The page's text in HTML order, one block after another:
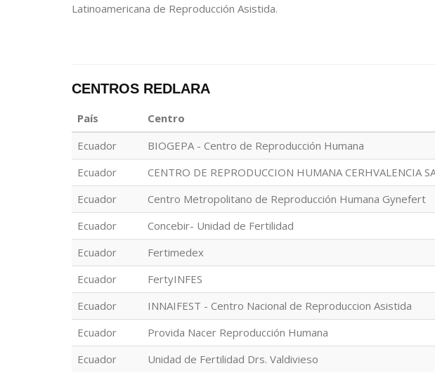
Latinoamericana de Reproducción Asistida.
CENTROS REDLARA
País
Centro
Ecuador
BIOGEPA - Centro de Reproducción Humana
Ecuador
CENTRO DE REPRODUCCION HUMANA CERHVALENCIA
Ecuador
Centro Metropolitano de Reproducción Humana Gynefert
Ecuador
Concebir- Unidad de Fertilidad
Ecuador
Fertimedex
Ecuador
FertyINFES
Ecuador
INNAIFEST - Centro Nacional de Reproduccion Asistida
Ecuador
Provida Nacer Reproducción Humana
Ecuador
Unidad de Fertilidad Drs. Valdivieso